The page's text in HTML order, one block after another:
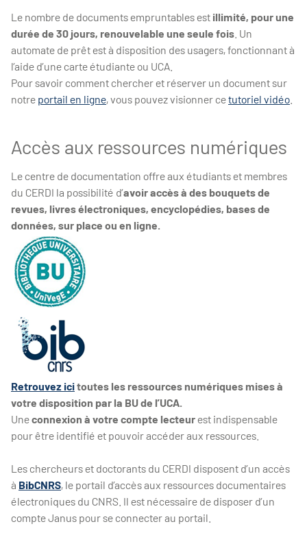
Le nombre de documents empruntables est illimité, pour une
durée de 30 jours, renouvelable une seule fois . Un
automate de prêt est à disposition des usagers, fonctionnant à
l’aide d’une carte étudiante ou UCA.
Pour savoir comment chercher et réserver un document sur
notre portail en ligne, vous pouvez visionner cetutoriel vidéo
Accès aux ressources numériques
Le centre de documentation offre aux étudiants et membres
du CERDI la possibilité d’avoir accès à des bouquets de
revues, livres électroniques, encyclopédies, bases de
données, sur place ou en ligne.
Retrouvez icitoutes les ressources numériques mises à
votre disposition par la BU de l’UCA.
Uneconnexion à votre compte lecteurest indispensable
pour être identifié et pouvoir accéder aux ressources.
Les chercheurs et doctorants du CERDI disposent d’un accès
à BibCNRS, le portail d’accès aux ressources documentaires
électroniques du CNRS. Il est nécessaire de disposer d’un
compte Janus pour se connecter au portail.